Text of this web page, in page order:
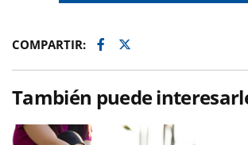
COMPARTIR: Facebook
Twitter
También puede